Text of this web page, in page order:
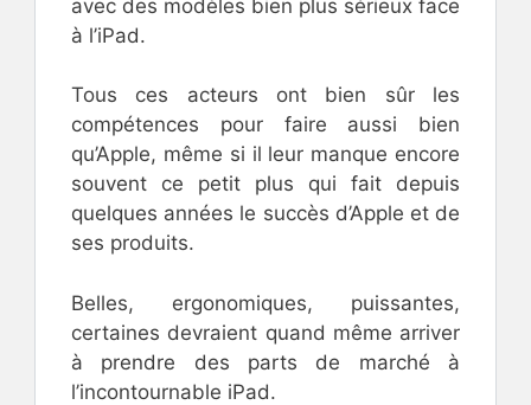
avec des modèles bien plus sérieux face
à l’iPad.
Tous ces acteurs ont bien sûr les
compétences pour faire aussi bien
qu’Apple, même si il leur manque encore
souvent ce petit plus qui fait depuis
quelques années le succès d’Apple et de
ses produits.
Belles, ergonomiques, puissantes,
certaines devraient quand même arriver
à prendre des parts de marché à
l’incontournable iPad.